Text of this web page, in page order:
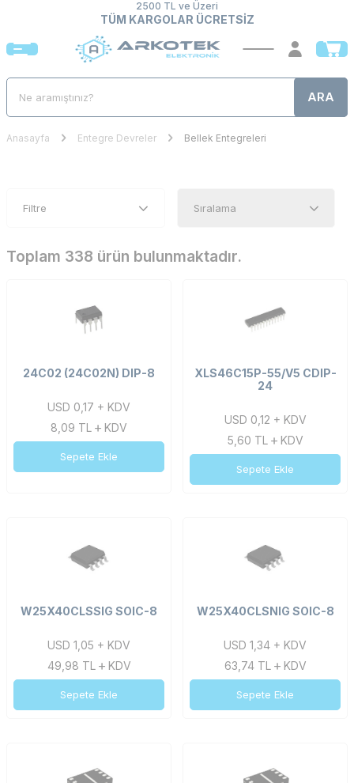
2500 TL ve Üzeri
TÜM KARGOLAR ÜCRETSİZ
ARA
Anasayfa Entegre Devreler Bellek Entegreleri
Filtre
Toplam 338 ürün bulunmaktadır.
24C02 (24C02N) DIP-8
USD 0,17 + KDV
8,09 TL KDV
Sepete Ekle
XLS46C15P-55/V5 CDIP-
24
USD 0,12 + KDV
5,60 TL KDV
Sepete Ekle
W25X40CLSSIG SOIC-8
USD 1,05 + KDV
49,98 TL KDV
Sepete Ekle
W25X40CLSNIG SOIC-8
USD 1,34 + KDV
63,74TL KDV
Sepete Ekle